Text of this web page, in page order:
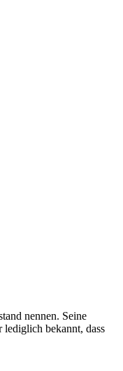
nennen. Seine
lediglich bekannt, dass